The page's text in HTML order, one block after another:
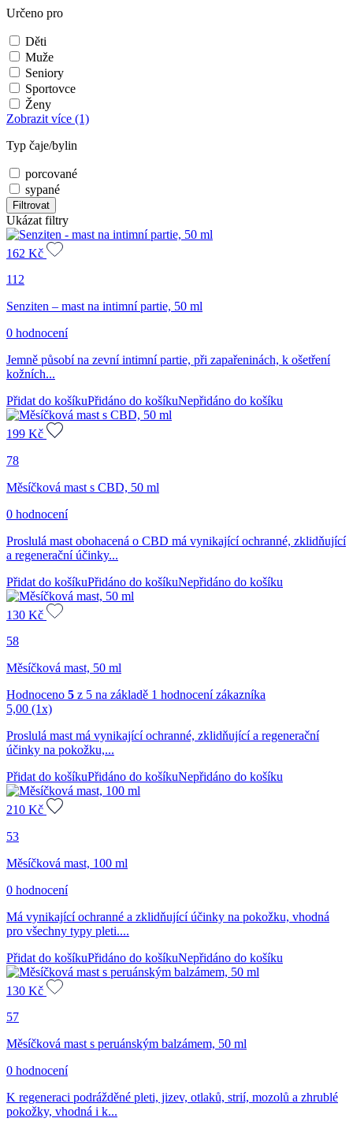
Určeno pro
Děti
Muže
Seniory
Sportovce
Ženy
Zobrazit více (1)
Typ čaje/bylin
porcované
sypané
Filtrovat
Ukázat filtry
162 Kč
112
Senziten – mast na intimní partie, 50 ml
0 hodnocení
Jemně působí na zevní intimní partie, při zapařeninách, k ošetření
kožních...
Přidat do košíkuPřidáno do košíkuNepřidáno do košíku
199 Kč
78
Měsíčková mast s CBD, 50 ml
0 hodnocení
Proslulá mast obohacená o CBD má vynikající ochranné, zklidňující
a regenerační účinky...
Přidat do košíkuPřidáno do košíkuNepřidáno do košíku
130 Kč
58
Měsíčková mast, 50 ml
Hodnoceno 5 z 5 na základě 1 hodnocení zákazníka
5,00 (1x)
Proslulá mast má vynikající ochranné, zklidňující a regenerační
účinky na pokožku,...
Přidat do košíkuPřidáno do košíkuNepřidáno do košíku
210 Kč
53
Měsíčková mast, 100 ml
0 hodnocení
Má vynikající ochranné a zklidňující účinky na pokožku, vhodná
pro všechny typy pleti....
Přidat do košíkuPřidáno do košíkuNepřidáno do košíku
130 Kč
57
Měsíčková mast s peruánským balzámem, 50 ml
0 hodnocení
K regeneraci podrážděné pleti, jizev, otlaků, strií, mozolů a zhrublé
pokožky, vhodná i k...